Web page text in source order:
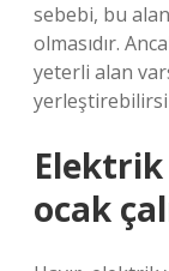
sebebi, bu
olmasıdır.
yeterli alan
Elektrik
ocak